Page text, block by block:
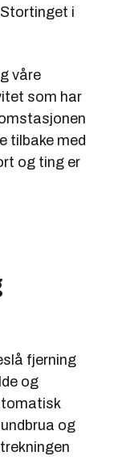
i
våre
som har
tilbake med
og ting er
fjerning
og
og